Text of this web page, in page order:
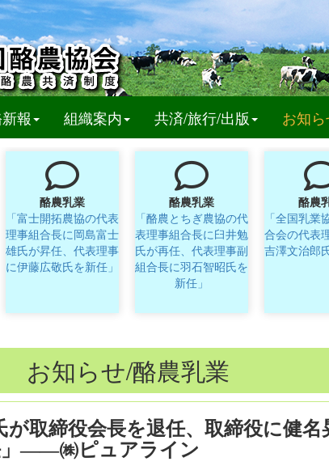
報(current)組織案内 共済/旅行/出版 お知
酪農乳業
「富士開拓農協の代表
理事組合長に岡島富士
雄氏が昇任、代表理事
に伊藤広敬氏を新任」
酪農乳業
「酪農とちぎ農協の代
表理事組合長に臼井勉
氏が再任、代表理事副
組合長に羽石智昭氏を
新任」
酪農
「全国乳業
合会の代表
吉澤文治郎
お知らせ/酪農乳業
が取締役会長を退任、取締役に健名
」――㈱ピュアライン